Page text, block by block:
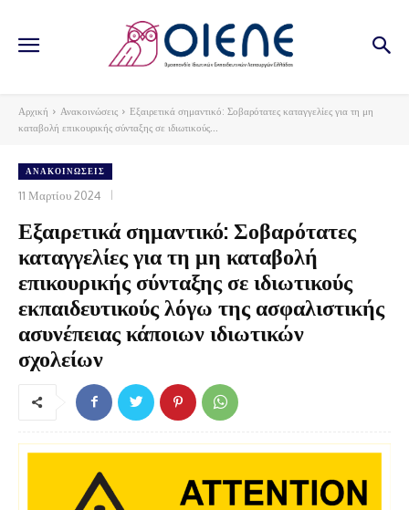
Αρχική Ανακοινώσεις
Εξαιρετικά σημαντικό: Σοβαρότατες καταγγελίες για τη μη
καταβολή επικουρικής σύνταξης σε ιδιωτικούς...
ΑΝΑΚΟΙΝΏΣΕΙΣ
11 Μαρτίου 2024
Εξαιρετικά σημαντικό: Σοβαρότατες
καταγγελίες για τη μη καταβολή
επικουρικής σύνταξης σε ιδιωτικούς
εκπαιδευτικούς λόγω της ασφαλιστικής
ασυνέπειας κάποιων ιδιωτικών
σχολείων